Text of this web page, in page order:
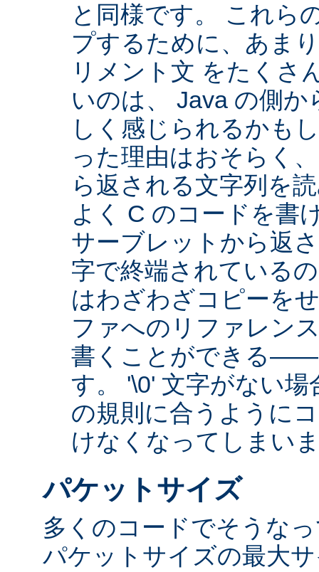
と同様です。 これら
プするために、あま
リメント文 をたくさ
いのは、 Java の側
しく感じられるかも
った理由はおそらく
ら返される文字列を
よく C のコードを
サーブレットから返
字で終端されている
はわざわざコピーを
ファへのリファレン
書くことができる――
す。 '\0' 文字がない
の規則に合うように
けなくなってしまい
パケットサイズ
多くのコードでそうな
パケットサイズの最大